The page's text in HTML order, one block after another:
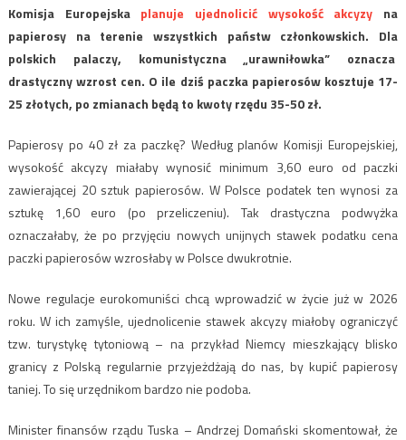
Komisja Europejska planuje ujednolicić wysokość akcyzy na
papierosy na terenie wszystkich państw członkowskich. Dla
polskich palaczy, komunistyczna „urawniłowka” oznacza
drastyczny wzrost cen. O ile dziś paczka papierosów kosztuje 17-
25 złotych, po zmianach będą to kwoty rzędu 35-50 zł.
Papierosy po 40 zł za paczkę? Według planów Komisji Europejskiej,
wysokość akcyzy miałaby wynosić minimum 3,60 euro od paczki
zawierającej 20 sztuk papierosów. W Polsce podatek ten wynosi za
sztukę 1,60 euro (po przeliczeniu). Tak drastyczna podwyżka
oznaczałaby, że po przyjęciu nowych unijnych stawek podatku cena
paczki papierosów wzrosłaby w Polsce dwukrotnie.
Nowe regulacje eurokomuniści chcą wprowadzić w życie już w 2026
roku. W ich zamyśle, ujednolicenie stawek akcyzy miałoby ograniczyć
tzw. turystykę tytoniową – na przykład Niemcy mieszkający blisko
granicy z Polską regularnie przyjeżdżają do nas, by kupić papierosy
taniej. To się urzędnikom bardzo nie podoba.
Minister finansów rządu Tuska – Andrzej Domański skomentował, że